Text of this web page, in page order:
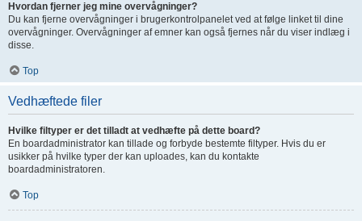
Hvordan fjerner jeg mine overvågninger?
Du kan fjerne overvågninger i brugerkontrolpanelet ved at følge linket til dine
overvågninger. Overvågninger af emner kan også fjernes når du viser indlæg i
disse.
Top
Vedhæftede filer
Hvilke filtyper er det tilladt at vedhæfte på dette board?
En boardadministrator kan tillade og forbyde bestemte filtyper. Hvis du er
usikker på hvilke typer der kan uploades, kan du kontakte
boardadministratoren.
Top